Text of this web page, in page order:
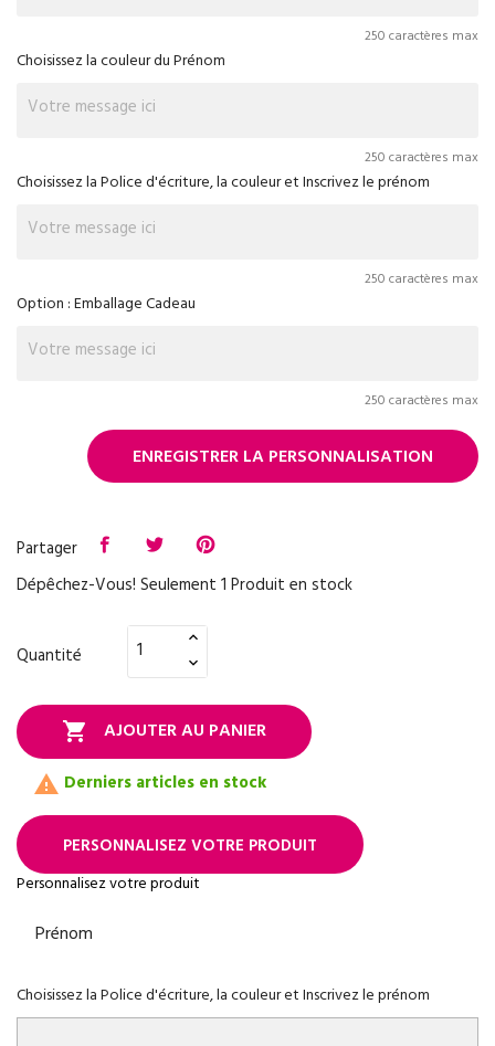
250 caractères max
Choisissez la couleur du Prénom
250 caractères max
Choisissez la Police d'écriture, la couleur et Inscrivez le prénom
250 caractères max
Option : Emballage Cadeau
250 caractères max
ENREGISTRER LA PERSONNALISATION
Partager
Dépêchez-Vous! Seulement 1 Produit en stock
Quantité
 AJOUTER AU PANIER
 Derniers articles en stock
PERSONNALISEZ VOTRE PRODUIT
Personnalisez votre produit
Prénom
Choisissez la Police d'écriture, la couleur et Inscrivez le prénom